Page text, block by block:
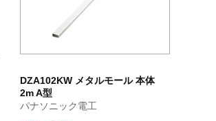
DZA102KW メタルモール 本体
2m A型
パナソニック電工